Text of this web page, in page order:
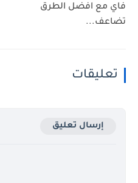
فاي مع افضل الطرق
تضاعف...
تعليقات
إرسال تعليق